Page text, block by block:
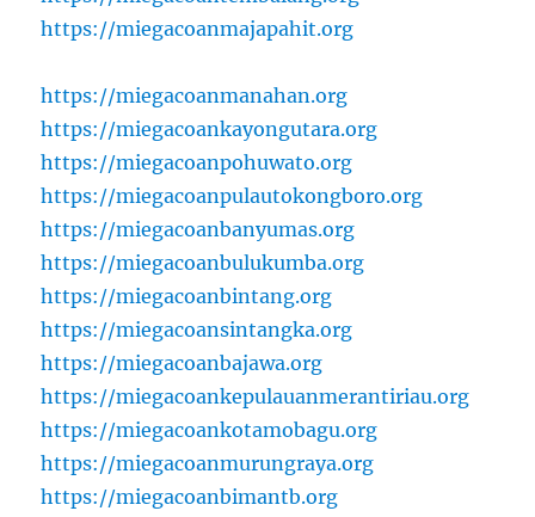
https://miegacoanmajapahit.org
https://miegacoanmanahan.org
https://miegacoankayongutara.org
https://miegacoanpohuwato.org
https://miegacoanpulautokongboro.org
https://miegacoanbanyumas.org
https://miegacoanbulukumba.org
https://miegacoanbintang.org
https://miegacoansintangka.org
https://miegacoanbajawa.org
https://miegacoankepulauanmerantiriau.org
https://miegacoankotamobagu.org
https://miegacoanmurungraya.org
https://miegacoanbimantb.org